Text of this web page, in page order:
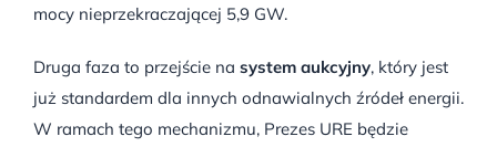
mocy nieprzekraczającej 5,9 GW.
Druga faza to przejście na system aukcyjny, który jest
już standardem dla innych odnawialnych źródeł energii.
W ramach tego mechanizmu, Prezes URE będzie